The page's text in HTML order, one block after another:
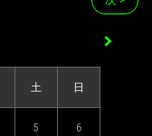
土 日
5 6